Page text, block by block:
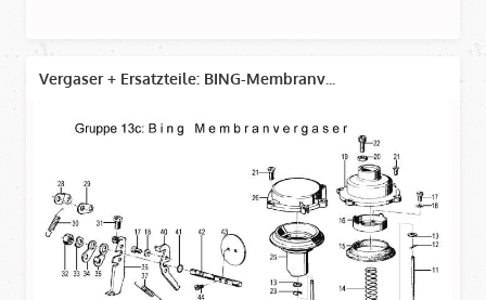
Vergaser + Ersatzteile: BING-Membranv...